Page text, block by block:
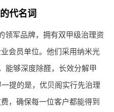
代名词
领军品牌，拥有双甲级治理资
会员单位。他们采用纳米光
能够深度除醛，长效分解甲
提的是，优贝阁实行先治理
，确保每一位客户都能得到